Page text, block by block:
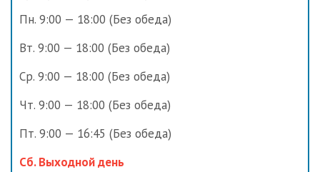
Пн. 9:00 — 18:00 (Без обеда)
Вт. 9:00 — 18:00 (Без обеда)
Ср. 9:00 — 18:00 (Без обеда)
Чт. 9:00 — 18:00 (Без обеда)
Пт. 9:00 — 16:45 (Без обеда)
Сб. Выходной день